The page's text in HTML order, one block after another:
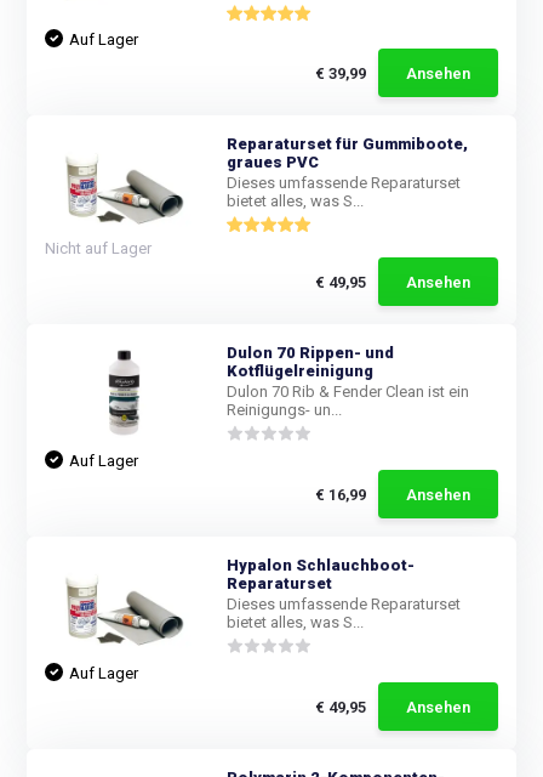
Auf Lager
€ 39,99
Ansehen
Reparaturset für Gummiboote,
graues PVC
Dieses umfassende Reparaturset
bietet alles, was S...
Nicht auf Lager
€ 49,95
Ansehen
Dulon 70 Rippen- und
Kotflügelreinigung
Dulon 70 Rib & Fender Clean ist ein
Reinigungs- un...
Auf Lager
€ 16,99
Ansehen
Hypalon Schlauchboot-
Reparaturset
Dieses umfassende Reparaturset
bietet alles, was S...
Auf Lager
€ 49,95
Ansehen